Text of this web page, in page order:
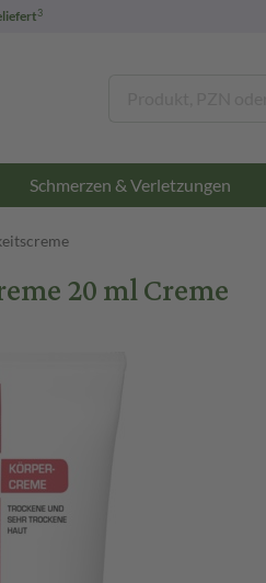
3
Schmerzen & Verletzungen
20 ml Creme